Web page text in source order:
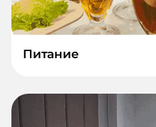
Питание